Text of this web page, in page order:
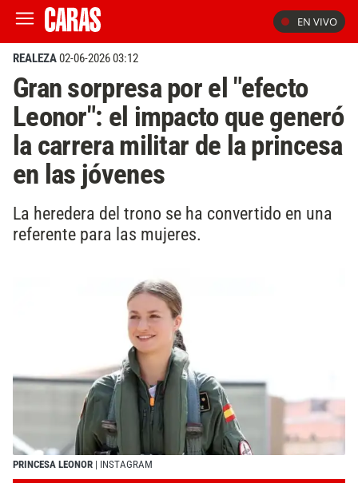
EN VIVO
REALEZA02-06-2026 03:12
Gran sorpresa por el "efecto
Leonor": el impacto que generó
la carrera militar de la princesa
en las jóvenes
La heredera del trono se ha convertido en una
referente para las mujeres.
PRINCESA LEONOR | INSTAGRAM